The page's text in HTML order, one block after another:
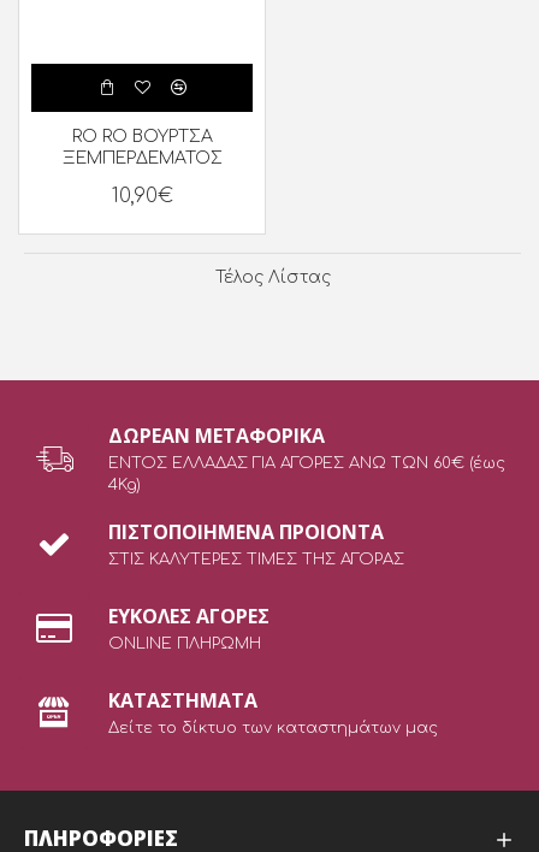
RO RO ΒΟΥΡΤΣΑ
ΞΕΜΠΕΡΔΕΜΑΤΟΣ
10,90€
Τέλος Λίστας
ΔΩΡEAN ΜΕΤΑΦΟΡΙΚΑ
ΕΝΤΟΣ ΕΛΛΑΔΑΣ ΓΙΑ ΑΓΟΡΕΣ ΑΝΩ ΤΩΝ 60€ (έως
4Kg)
ΠΙΣΤΟΠΟΙΗΜΕΝΑ ΠΡΟΙΟΝΤΑ
ΣΤΙΣ ΚΑΛΥΤΕΡΕΣ ΤΙΜΕΣ ΤΗΣ ΑΓΟΡΑΣ
ΕΥΚΟΛΕΣ ΑΓΟΡΕΣ
ONLINE ΠΛΗΡΩΜΗ
ΚΑΤΑΣΤΗΜΑΤΑ
Δείτε το δίκτυο των καταστημάτων μας
ΠΛΗΡΟΦΟΡΙΕΣ